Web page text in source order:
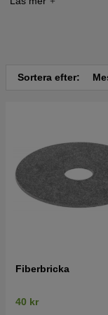
Tryck här för
Sortera efter:
Fiberbricka
40 kr